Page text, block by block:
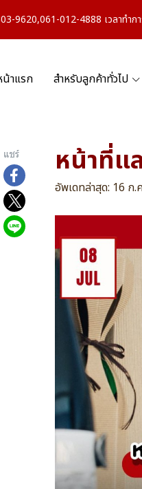
9620,061-012-4888 เวลาทำก
น้าแรก สำหรับลูกค้าทั่วไป
แชร์ หน้าที่แ
อัพเดทล่าสุด: 16 ก.